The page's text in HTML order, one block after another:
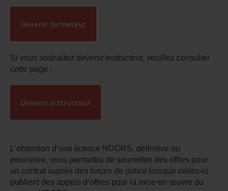
Devenir formateur
Si vous souhaitez devenir instructeur, veuillez consulter
cette page :
Devenir instructeur
L’obtention d’une licence NDORS, définitive ou
provisoire, vous permettra de soumettre des offres pour
un contrat auprès des forces de police lorsque celles-ci
publient des appels d’offres pour la mise en œuvre du